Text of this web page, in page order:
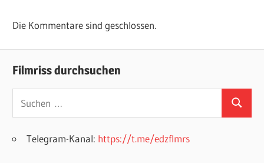
Die Kommentare sind geschlossen.
Filmriss durchsuchen
Suchen
Telegram-Kanal: https://t.me/edzflmrs